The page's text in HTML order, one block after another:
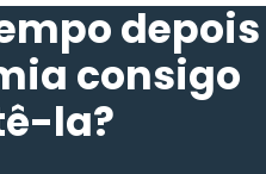
depois
consigo
la?